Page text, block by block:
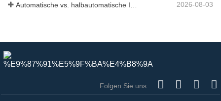
Automatische vs. halbautomatische IGU-Produktionslinie 2026-08-03
Folgen Sie uns